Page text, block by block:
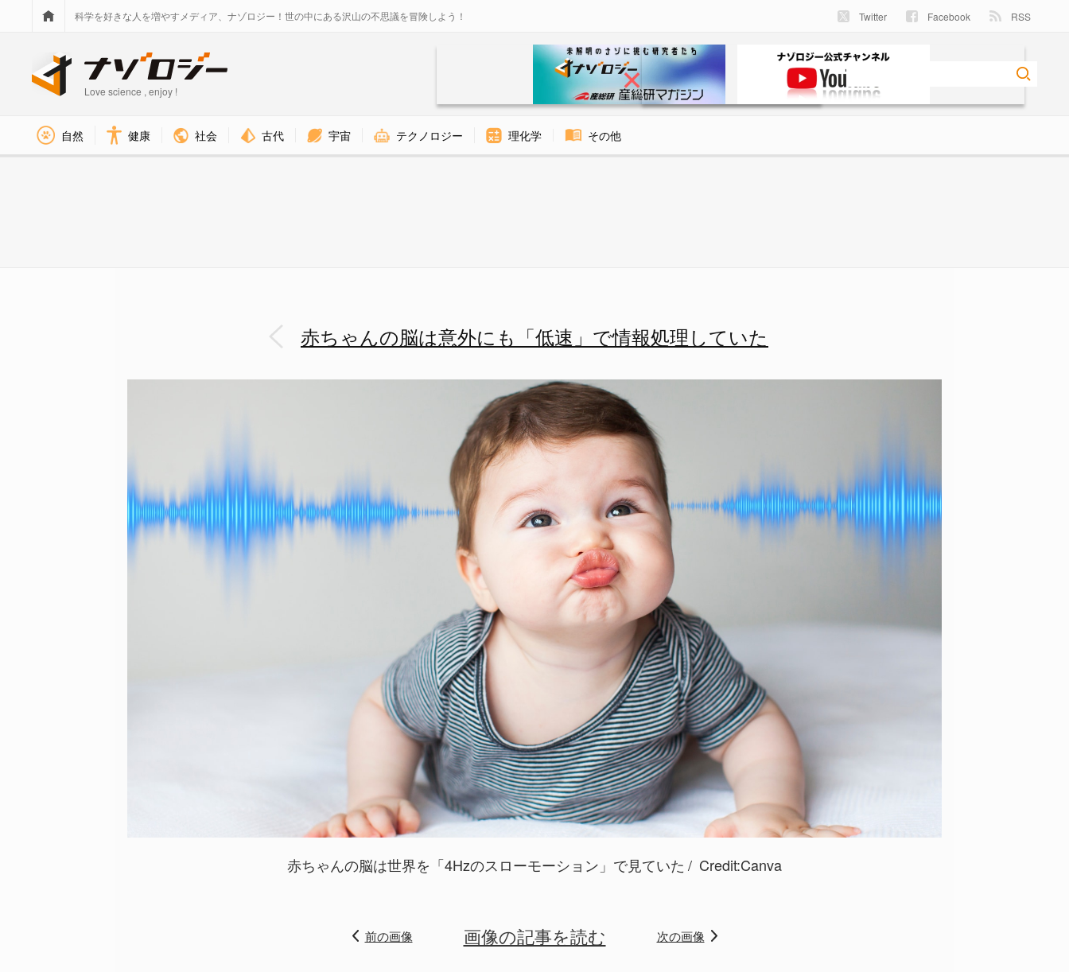
科学を好きな人を増やすメディア、ナゾロジー！世の中にある沢山の不思議を冒険しよう！ Twitter Facebook RSS
Love science , enjoy !
自然 健康 社会 古代 宇宙 テクノロジー 理化学 その他
赤ちゃんの脳は意外にも「低速」で情報処理していた
赤ちゃんの脳は世界を「4Hzのスローモーション」で見ていた Credit:Canva
前の画像 画像の記事を読む 次の画像